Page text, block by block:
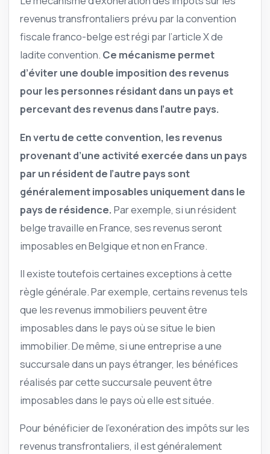
revenus transfrontaliers prévu par la convention
fiscale franco-belge est régi par l’article X de
ladite convention. Ce mécanisme permet
d’éviter une double imposition des revenus
pour les personnes résidant dans un pays et
percevant des revenus dans l’autre pays.
En vertu de cette convention, les revenus
provenant d’une activité exercée dans un pays
par un résident de l’autre pays sont
généralement imposables uniquement dans le
pays de résidence. Par exemple, si un résident
belge travaille en France, ses revenus seront
imposables en Belgique et non en France.
Il existe toutefois certaines exceptions à cette
règle générale. Par exemple, certains revenus tels
que les revenus immobiliers peuvent être
imposables dans le pays où se situe le bien
immobilier. De même, si une entreprise a une
succursale dans un pays étranger, les bénéfices
réalisés par cette succursale peuvent être
imposables dans le pays où elle est située.
Pour bénéficier de l’exonération des impôts sur les
revenus transfrontaliers, il est généralement